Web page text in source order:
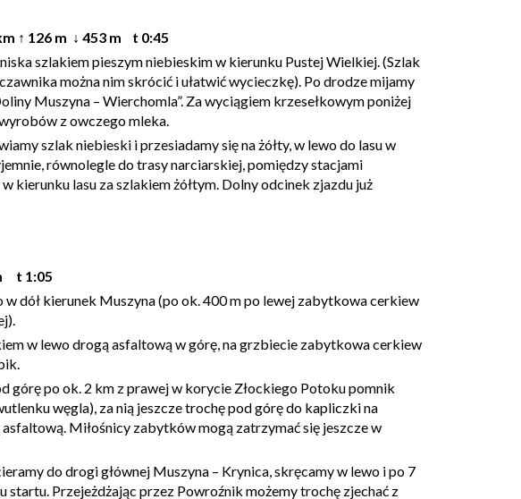
↑ 126 m ↓ 453 m t 0:45
szlakiem pieszym niebieskim w kierunku Pustej Wielkiej. (Szlak
można nim skrócić i ułatwić wycieczkę). Po drodze mijamy
Muszyna – Wierchomla”. Za wyciągiem krzesełkowym poniżej
z owczego mleka.
szlak niebieski i przesiadamy się na żółty, w lewo do lasu w
równolegle do trasy narciarskiej, pomiędzy stacjami
kierunku lasu za szlakiem żółtym. Dolny odcinek zjazdu już
t 1:05
dół kierunek Muszyna (po ok. 400 m po lewej zabytkowa cerkiew
w lewo drogą asfaltową w górę, na grzbiecie zabytkowa cerkiew
górę po ok. 2 km z prawej w korycie Złockiego Potoku pomnik
węgla), za nią jeszcze trochę pod górę do kapliczki na
Miłośnicy zabytków mogą zatrzymać się jeszcze w
do drogi głównej Muszyna – Krynica, skręcamy w lewo i po 7
startu. Przejeżdżając przez Powroźnik możemy trochę zjechać z